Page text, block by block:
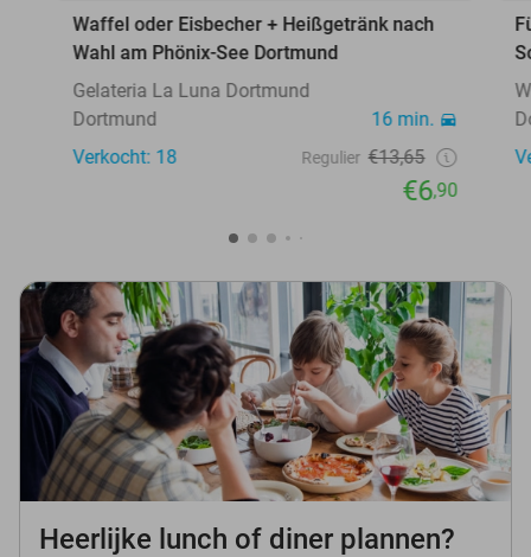
Waffel oder Eisbecher + Heißgetränk nach
Wahl am Phönix-See Dortmund
Gelateria La Luna Dortmund
Dortmund
16 min.
Verkocht: 18
Regulier €13,65
€6,90
Heerlijke lunch of diner plannen?